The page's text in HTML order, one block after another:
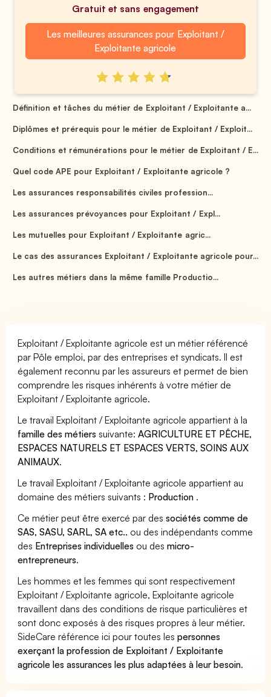
Gratuit et sans engagement
Les meilleures assurances pour Exploitant /
Exploitante agricole
Définition et tâches du métier de Exploitant / Exploitante a...
Diplômes et prérequis pour le métier de Exploitant / Exploit...
Conditions et rémunérations pour le métier de Exploitant / E...
Quel code APE pour Exploitant / Exploitante agricole ?
Les assurances responsabilités civiles profession...
Les assurances prévoyances pour Exploitant / Expl...
Les mutuelles pour Exploitant / Exploitante agric...
Le cas des assurances Exploitant / Exploitante agricole pour...
Les autres métiers dans la même famille Productio...
Exploitant / Exploitante agricole est un métier référencé
par Pôle emploi, par des entreprises et syndicats. Il est
également reconnu par les assureurs et permet de bien
comprendre les risques inhérents à votre métier de
Exploitant / Exploitante agricole.
Le travail Exploitant / Exploitante agricole appartient à la
famille des métiers suivante:AGRICULTURE ET PÊCHE,
ESPACES NATURELS ET ESPACES VERTS, SOINS AUX
ANIMAUX.
Le travail Exploitant / Exploitante agricole appartient au
domaine des métiers suivants : Production .
Ce métier peut être exercé par dessociétés comme de
SAS, SASU, SARL, SA etc.. ou des indépendants comme
des Entreprises individuelles ou desmicro-
entrepreneurs.
Les hommes et les femmes qui sont respectivement
Exploitant / Exploitante agricole, Exploitante agricole
travaillent dans des conditions de risque particulières et
sont donc exposés à des risques propres à leur métier.
SideCare référence ici pour toutes lespersonnes
exerçant la profession de Exploitant / Exploitante
agricole les assurances les plus adaptées à leur besoin.